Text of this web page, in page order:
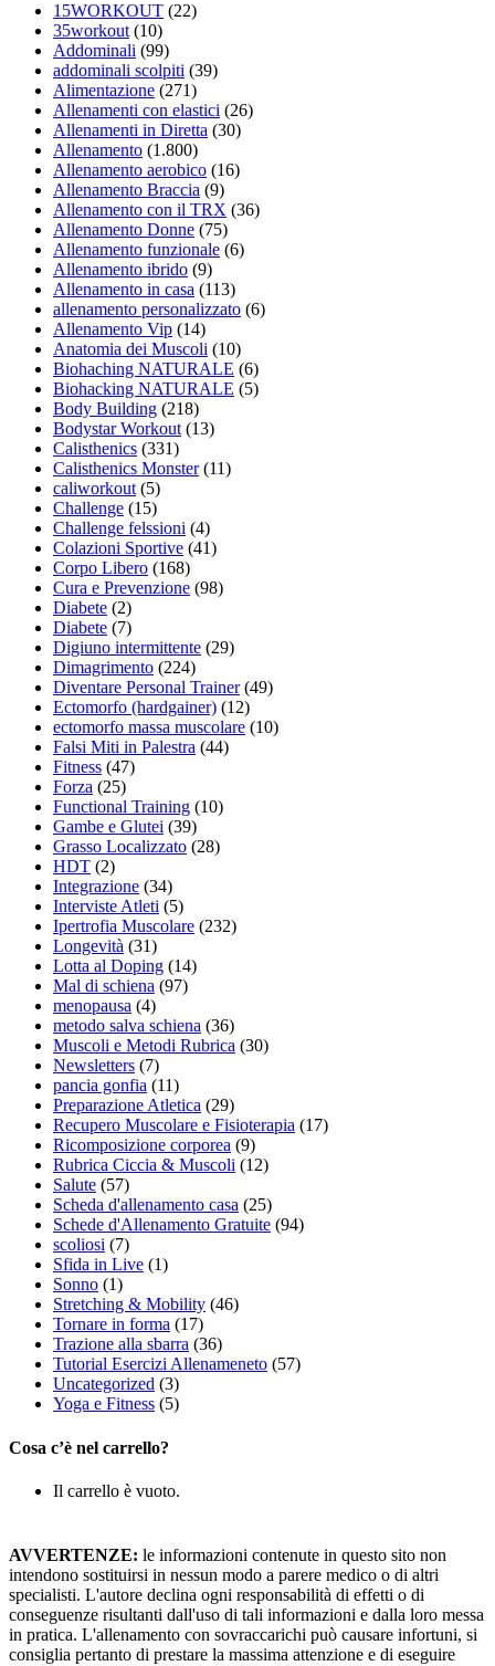
15WORKOUT (22)
35workout(10)
Addominali (99)
addominali scolpiti (39)
Alimentazione (271)
Allenamenti con elastici (26)
Allenamenti in Diretta (30)
Allenamento (1.800)
Allenamento aerobico (16)
Allenamento Braccia (9)
Allenamento con il TRX (36)
Allenamento Donne (75)
Allenamento funzionale (6)
Allenamento ibrido (9)
Allenamento in casa (113)
allenamento personalizzato (6)
Allenamento Vip (14)
Anatomia dei Muscoli (10)
Biohaching NATURALE (6)
Biohacking NATURALE (5)
Body Building (218)
Bodystar Workout(13)
Calisthenics (331)
Calisthenics Monster(11)
caliworkout(5)
Challenge (15)
Challenge felssioni (4)
Colazioni Sportive (41)
Corpo Libero (168)
Cura e Prevenzione (98)
Diabete (2)
Diabete (7)
Digiuno intermittente (29)
Dimagrimento (224)
Diventare Personal Trainer(49)
Ectomorfo (hardgainer) (12)
ectomorfo massa muscolare (10)
Falsi Miti in Palestra (44)
Fitness (47)
Forza (25)
Functional Training (10)
Gambe e Glutei (39)
Grasso Localizzato (28)
HDT (2)
Integrazione (34)
Interviste Atleti (5)
Ipertrofia Muscolare (232)
Longevità (31)
Lotta al Doping (14)
Mal di schiena (97)
menopausa (4)
metodo salva schiena (36)
Muscoli e Metodi Rubrica (30)
Newsletters (7)
pancia gonfia (11)
Preparazione Atletica (29)
Recupero Muscolare e Fisioterapia (17)
Ricomposizione corporea (9)
Rubrica Ciccia & Muscoli (12)
Salute (57)
Scheda d'allenamento casa (25)
Schede d'Allenamento Gratuite (94)
scoliosi (7)
Sfida in Live (1)
Sonno (1)
Stretching & Mobility (46)
Tornare in forma (17)
Trazione alla sbarra (36)
Tutorial Esercizi Allenameneto (57)
Uncategorized (3)
Yoga e Fitness (5)
Cosa c’è nel carrello?
Il carrello è vuoto.
AVVERTENZE: le informazioni contenute in questo sito non
intendono sostituirsi in nessun modo a parere medico o di altri
specialisti. L'autore declina ogni responsabilità di effetti o di
conseguenze risultanti dall'uso di tali informazioni e dalla loro messa
in pratica. L'allenamento con sovraccarichi può causare infortuni, si
consiglia pertanto di prestare la massima attenzione e di eseguire